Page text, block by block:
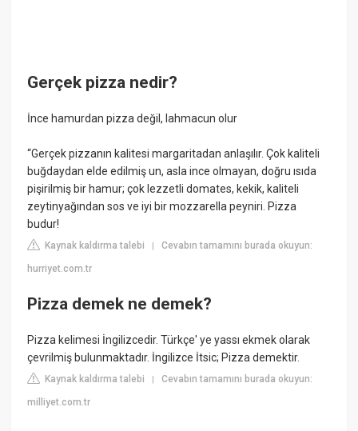
Gerçek pizza nedir?
İnce hamurdan pizza değil, lahmacun olur
“Gerçek pizzanın kalitesi margaritadan anlaşılır. Çok kaliteli
buğdaydan elde edilmiş un, asla ince olmayan, doğru ısıda
pişirilmiş bir hamur; çok lezzetli domates, kekik, kaliteli
zeytinyağından sos ve iyi bir mozzarella peyniri. Pizza
budur!
Kaynak kaldırma talebi |Cevabın tamamını burada okuyun:
hurriyet.com.tr
Pizza demek ne demek?
Pizza kelimesi İngilizcedir. Türkçe' ye yassı ekmek olarak
çevrilmiş bulunmaktadır. İngilizce İtsic; Pizza demektir.
Kaynak kaldırma talebi |Cevabın tamamını burada okuyun:
milliyet.com.tr